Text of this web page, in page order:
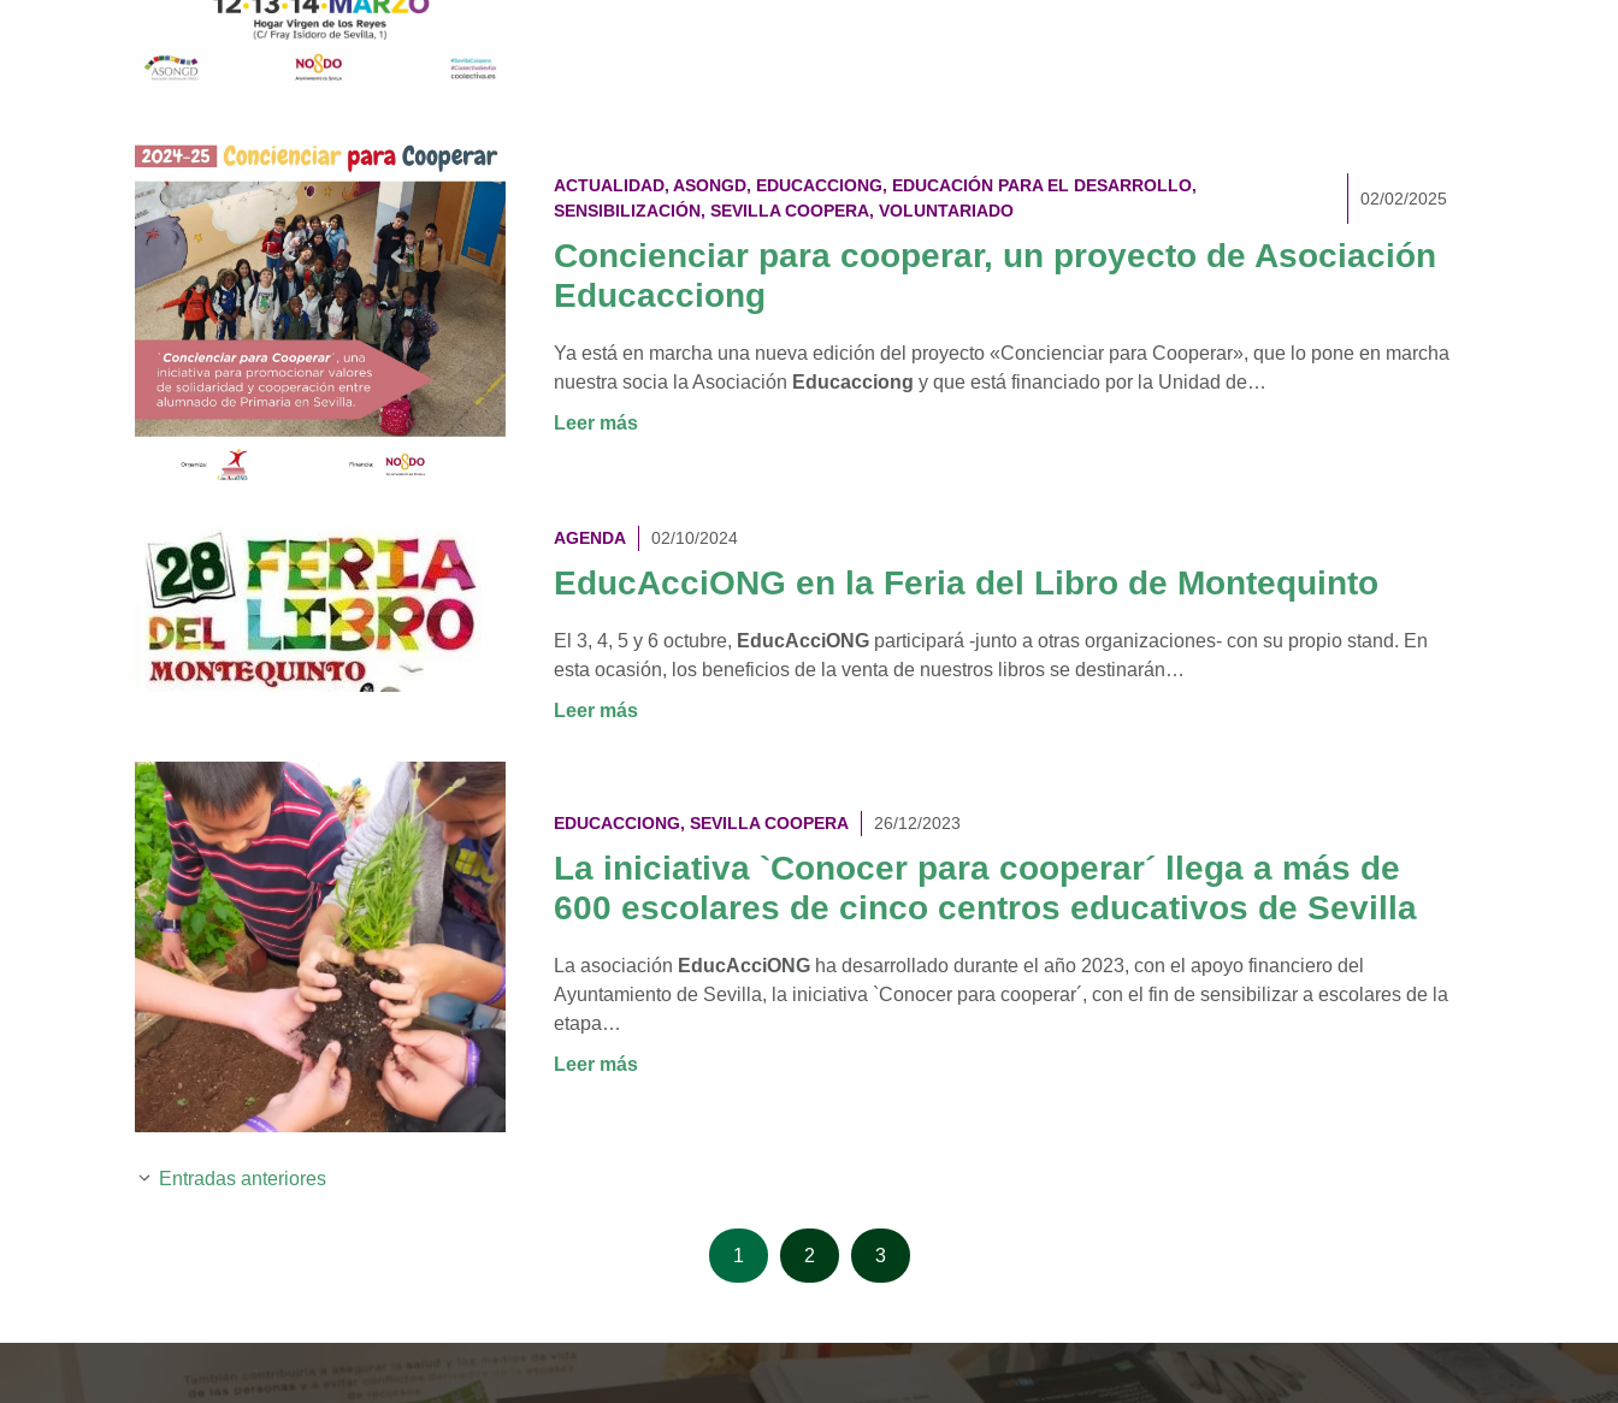
la
feria
de
la
Solidaridad
la
Cooperación
Sevilla.
ACTUALIDAD, ASONGD, EDUCACCIONG, EDUCACIÓN PARA EL DESARROLLO,
SENSIBILIZACIÓN, SEVILLA COOPERA, VOLUNTARIADO
02/02/2025
Concienciar para cooperar, un proyecto de Asociación
Educacciong
Ya está en marcha una nueva edición del proyecto «Concienciar para Cooperar», que lo pone en marcha
nuestra socia la Asociación Educacciong y que está financiado por la Unidad de…
Leer más:
un
proyecto
de
Educacciong
AGENDA 02/10/2024
EducAcciONG en la Feria del Libro de Montequinto
El 3, 4, 5 y 6 octubre, EducAcciONG participará -junto a otras organizaciones- con su propio stand. En
esta ocasión, los beneficios de la venta de nuestros libros se destinarán…
Leer más:
Feria
del
Libro
de
EDUCACCIONG, SEVILLA COOPERA 26/12/2023
La iniciativa `Conocer para cooperar´ llega a más de
600 escolares de cinco centros educativos de Sevilla
La asociación EducAcciONG ha desarrollado durante el año 2023, con el apoyo financiero del
Ayuntamiento de Sevilla, la iniciativa `Conocer para cooperar´, con el fin de sensibilizar a escolares de la
etapa…
Leer más:
600
Entradas anteriores
Página
1 Página
2 Página
3